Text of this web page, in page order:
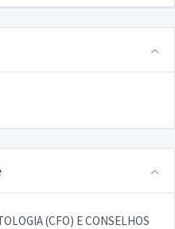
(CFO) E CONSELHOS